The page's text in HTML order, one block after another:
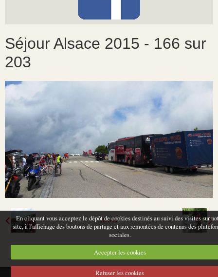
Séjour Alsace 2015 - 166 sur
203
Retour
En cliquant vous acceptez le dépôt de cookies destinés au suivi des visites sur
site, à l'affichage des boutons de partage et aux remontées de contenus des
sociales.
Accepter les cookies
Refuser les cookies